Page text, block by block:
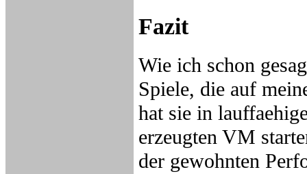
Fazit
Wie ich schon
Spiele, die auf
hat sie in
erzeugten VM
der gewohnten